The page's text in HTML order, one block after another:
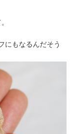
にもなるんだそう